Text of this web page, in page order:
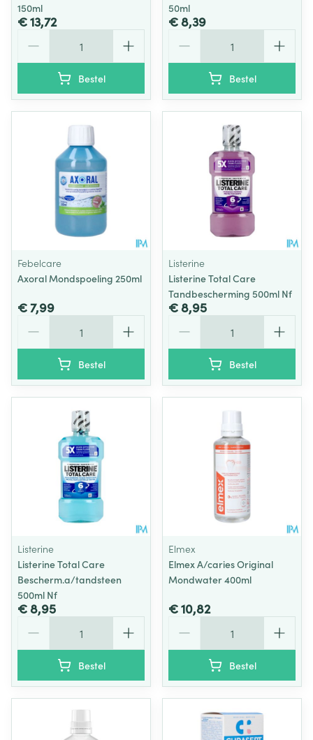
150ml
€ 13,72
Bestel
50ml
€ 8,39
Bestel
Febelcare
Axoral Mondspoeling 250ml
€ 7,99
Bestel
Listerine
Listerine Total Care
Tandbescherming 500ml Nf
€ 8,95
Bestel
Listerine
Listerine Total Care
Bescherm.a/tandsteen
500ml Nf
€ 8,95
Bestel
Elmex
Elmex A/caries Original
Mondwater 400ml
€ 10,82
Bestel